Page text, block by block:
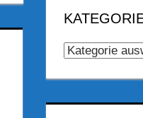
Kategorien